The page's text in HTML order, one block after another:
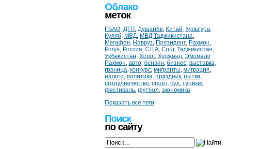
Облако
меток
ГБАО, ДТП , Душанбе, Китай, Культура,
Куляб, МВД, МВД Таджикистана,
Мегафон, Навруз, Президент, Рахмон,
Рогун, Россия, США, Согд, Таджикистан,
Узбекистан, Хорог, Худжанд, Эмомали
Рахмон, авто, бензин, бизнес, выставка,
граница, конкурс, мигранты, миграция,
налоги, политика, праздник, пытки,
сотрудничество, спорт, суд, туризм,
фестиваль, футбол, экономика
Показать все теги
Поиск
по сайту